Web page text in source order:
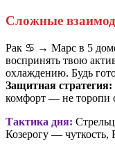
Сложные
Рак ♋️ → Марс в 5
воспринять твою
охлаждению. Будь
Защитная стратегия:
комфорт — не торопи
Тактика дня:
Козерогу — чуткость,